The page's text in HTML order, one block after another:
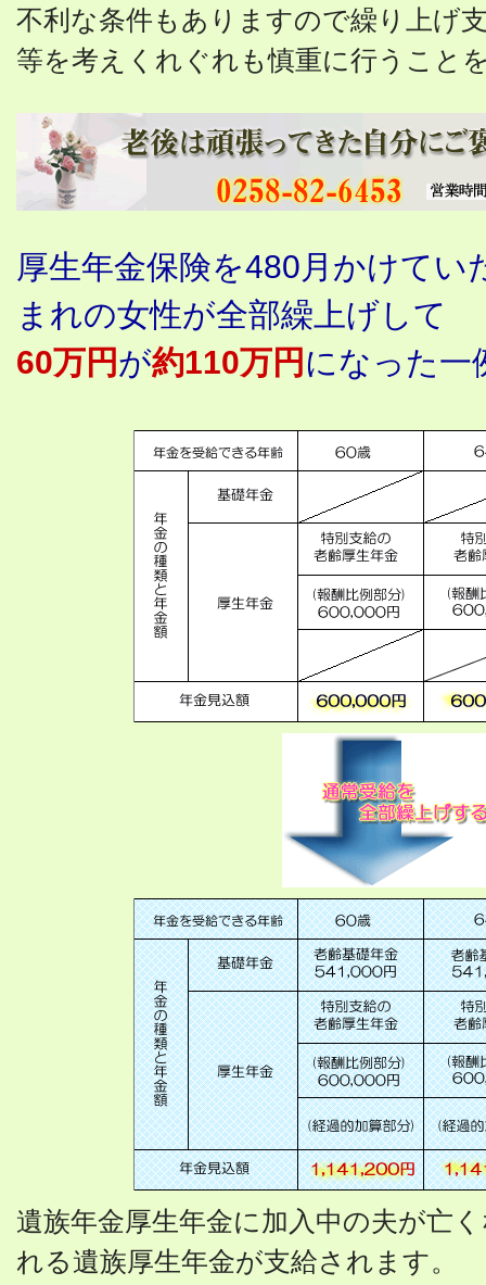
不利な条件もありますので繰り上げ
等を考えくれぐれも慎重に行うこと
厚生年金保険を480月かけてい
まれの女性が全部繰上げして
60万円が約110万円 になった一
遺族年金厚生年金に加入中の夫が亡
れる遺族厚生年金が支給されます。